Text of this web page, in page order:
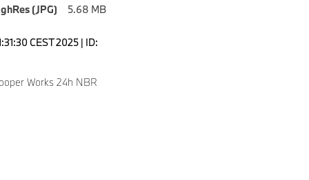
(JPG)
5.68 MB
CEST 2025 | ID:
Works 24h NBR